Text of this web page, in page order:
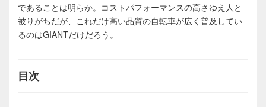
であることは明らか。コストパフォーマンスの高さゆえ人と
被りがちだが、これだけ高い品質の自転車が広く普及してい
るのはGIANTだけだろう。
目次